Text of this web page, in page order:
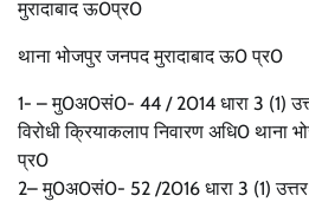
मुरादाबाद ऊ0प्र0
थाना भोजपुर जनपद मुरादाबाद ऊ0 प्र0
1- – मु0अ0सं0- 44 / 2014 धारा 3 (1)
विरोधी क्रियाकलाप निवारण अधि0 थाना
प्र0
2– मु0अ0सं0- 52 /2016 धारा 3 (1) उत्तर